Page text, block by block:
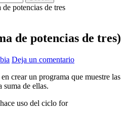
de potencias de tres)
Deja un comentario
crear un programa que muestre las
suma de ellas.
uso del ciclo for